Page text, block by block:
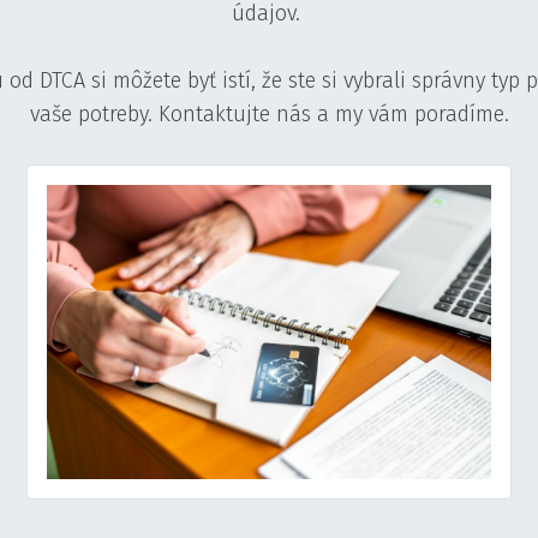
údajov.
DTCA si môžete byť istí, že ste si vybrali správny typ
vaše potreby. Kontaktujte nás a my vám poradíme.